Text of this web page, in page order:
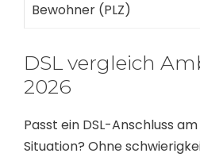
Bewohner (PLZ)
DSL vergleich
2026
Passt ein DSL-Anschluss
Situation? Ohne